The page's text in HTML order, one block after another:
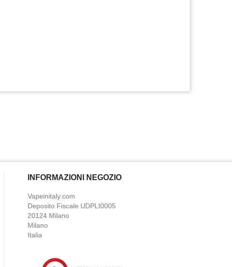
INFORMAZIONI NEGOZIO
Vapeinitaly.com
Deposito Fiscale UDPLI0005
20124 Milano
Milano
Italia